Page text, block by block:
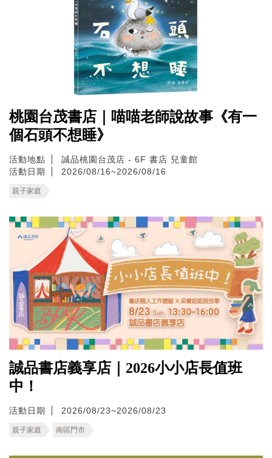
桃園台茂書店｜喵喵老師說故事《有一
個石頭不想睡》
活動地點
誠品桃園台茂店 - 6F 書店 兒童館
活動日期
2026/08/16~2026/08/16
親子家庭
誠品書店義享店｜2026小小店長值班
中！
活動日期 2026/08/23~2026/08/23
親子家庭 南區門市